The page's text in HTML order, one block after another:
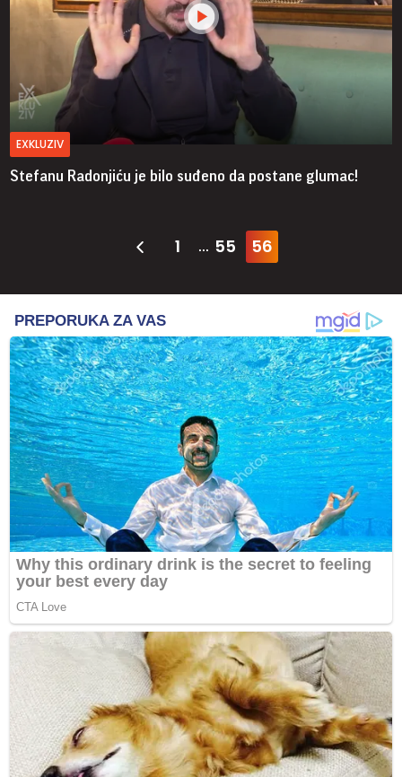
EXKLUZIV
Stefanu Radonjiću je bilo suđeno da postane glumac!
1 ... 55 56